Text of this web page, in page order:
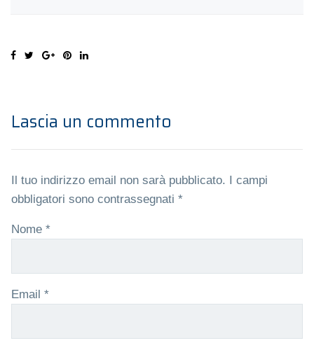
Lascia un commento
Il tuo indirizzo email non sarà pubblicato.
I campi
obbligatori sono contrassegnati *
Nome *
Email *